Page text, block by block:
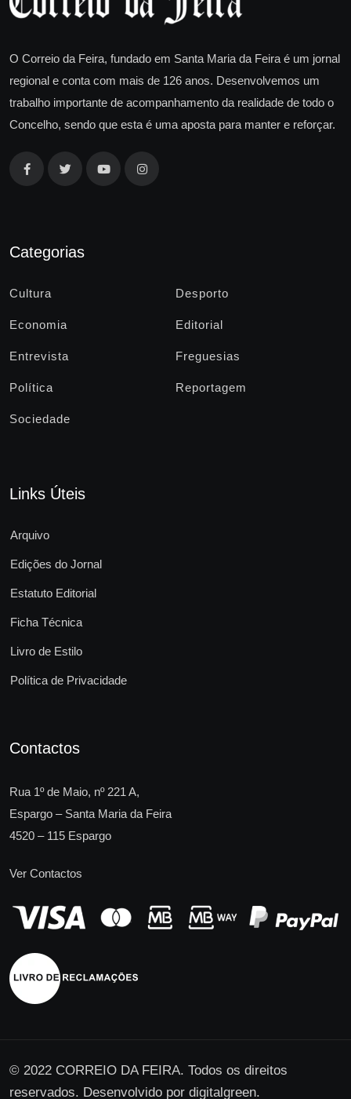
O Correio da Feira, fundado em Santa Maria da Feira é um jornal
regional e conta com mais de 126 anos. Desenvolvemos um
trabalho importante de acompanhamento da realidade de todo o
Concelho, sendo que esta é uma aposta para manter e reforçar.
Categorias
Cultura Desporto
Economia Editorial
Entrevista Freguesias
Política Reportagem
Sociedade
Links Úteis
Arquivo
Edições do Jornal
Estatuto Editorial
Ficha Técnica
Livro de Estilo
Política de Privacidade
Contactos
Rua 1º de Maio, nº 221 A,
Espargo – Santa Maria da Feira
4520 – 115 Espargo
Ver Contactos
© 2022 CORREIO DA FEIRA. Todos os direitos
reservados. Desenvolvido por digitalgreen.